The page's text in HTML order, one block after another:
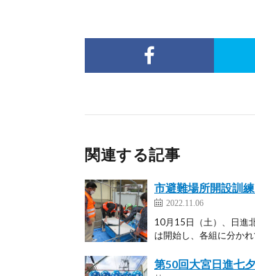
関連する記事
市避難場所開設訓
2022.11.06
10月15日（土）、日進
は開始し、各組に分か
第50回大宮日進七